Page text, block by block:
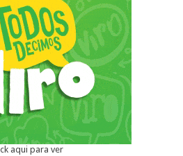
aqui para ver